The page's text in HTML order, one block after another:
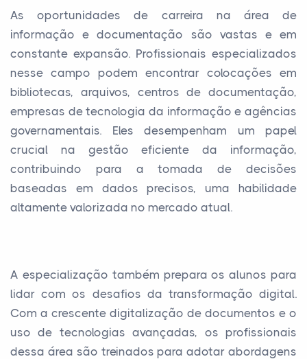
As oportunidades de carreira na área de
informação e documentação são vastas e em
constante expansão. Profissionais especializados
nesse campo podem encontrar colocações em
bibliotecas, arquivos, centros de documentação,
empresas de tecnologia da informação e agências
governamentais. Eles desempenham um papel
crucial na gestão eficiente da informação,
contribuindo para a tomada de decisões
baseadas em dados precisos, uma habilidade
altamente valorizada no mercado atual.
A especialização também prepara os alunos para
lidar com os desafios da transformação digital.
Com a crescente digitalização de documentos e o
uso de tecnologias avançadas, os profissionais
dessa área são treinados para adotar abordagens